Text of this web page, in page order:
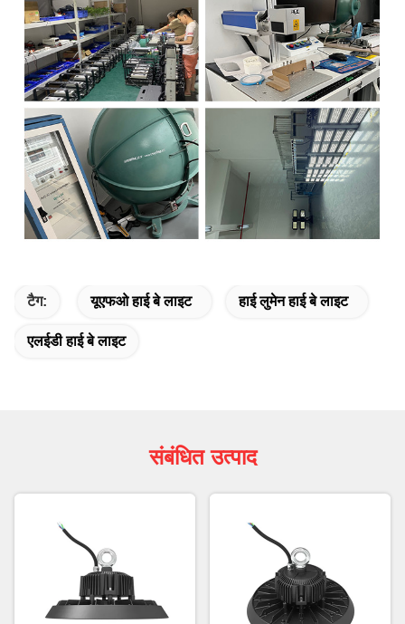
टैग: यूएफओ हाई बे लाइट हाई लुमेन हाई बे लाइट
एलईडी हाई बे लाइट
संबंधित उत्पाद